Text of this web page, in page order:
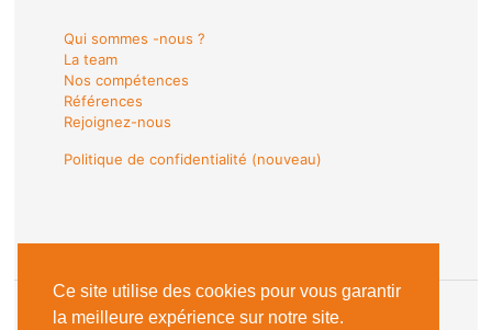
Qui sommes -nous ?
La team
Nos compétences
Références
Rejoignez-nous
Politique de confidentialité (nouveau)
Ce site utilise des cookies pour vous garantir
la meilleure expérience sur notre site.